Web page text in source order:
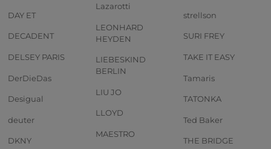
DAY ET
DECADENT
DELSEY PARIS
DerDieDas
Desigual
deuter
DKNY
Lazarotti
LEONHARD
HEYDEN
LIEBESKIND
BERLIN
LIU JO
LLOYD
MAESTRO
strellson
SURI FREY
TAKE IT EASY
Tamaris
TATONKA
Ted Baker
THE BRIDGE